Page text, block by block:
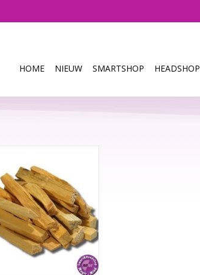
HOME NIEUW SMARTSHOP HEADSHOP
wierook gebruikt. Dit
zuivere hout geeft een
zoete geur wanneer het
aangestoken. Het wordt
door sjamanen bij
en het
van gebeden.
AAN WINKELWAGEN